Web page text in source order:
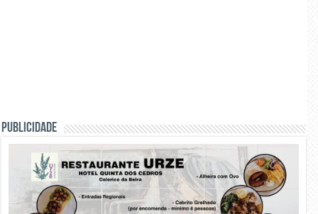
PUBLICIDADE